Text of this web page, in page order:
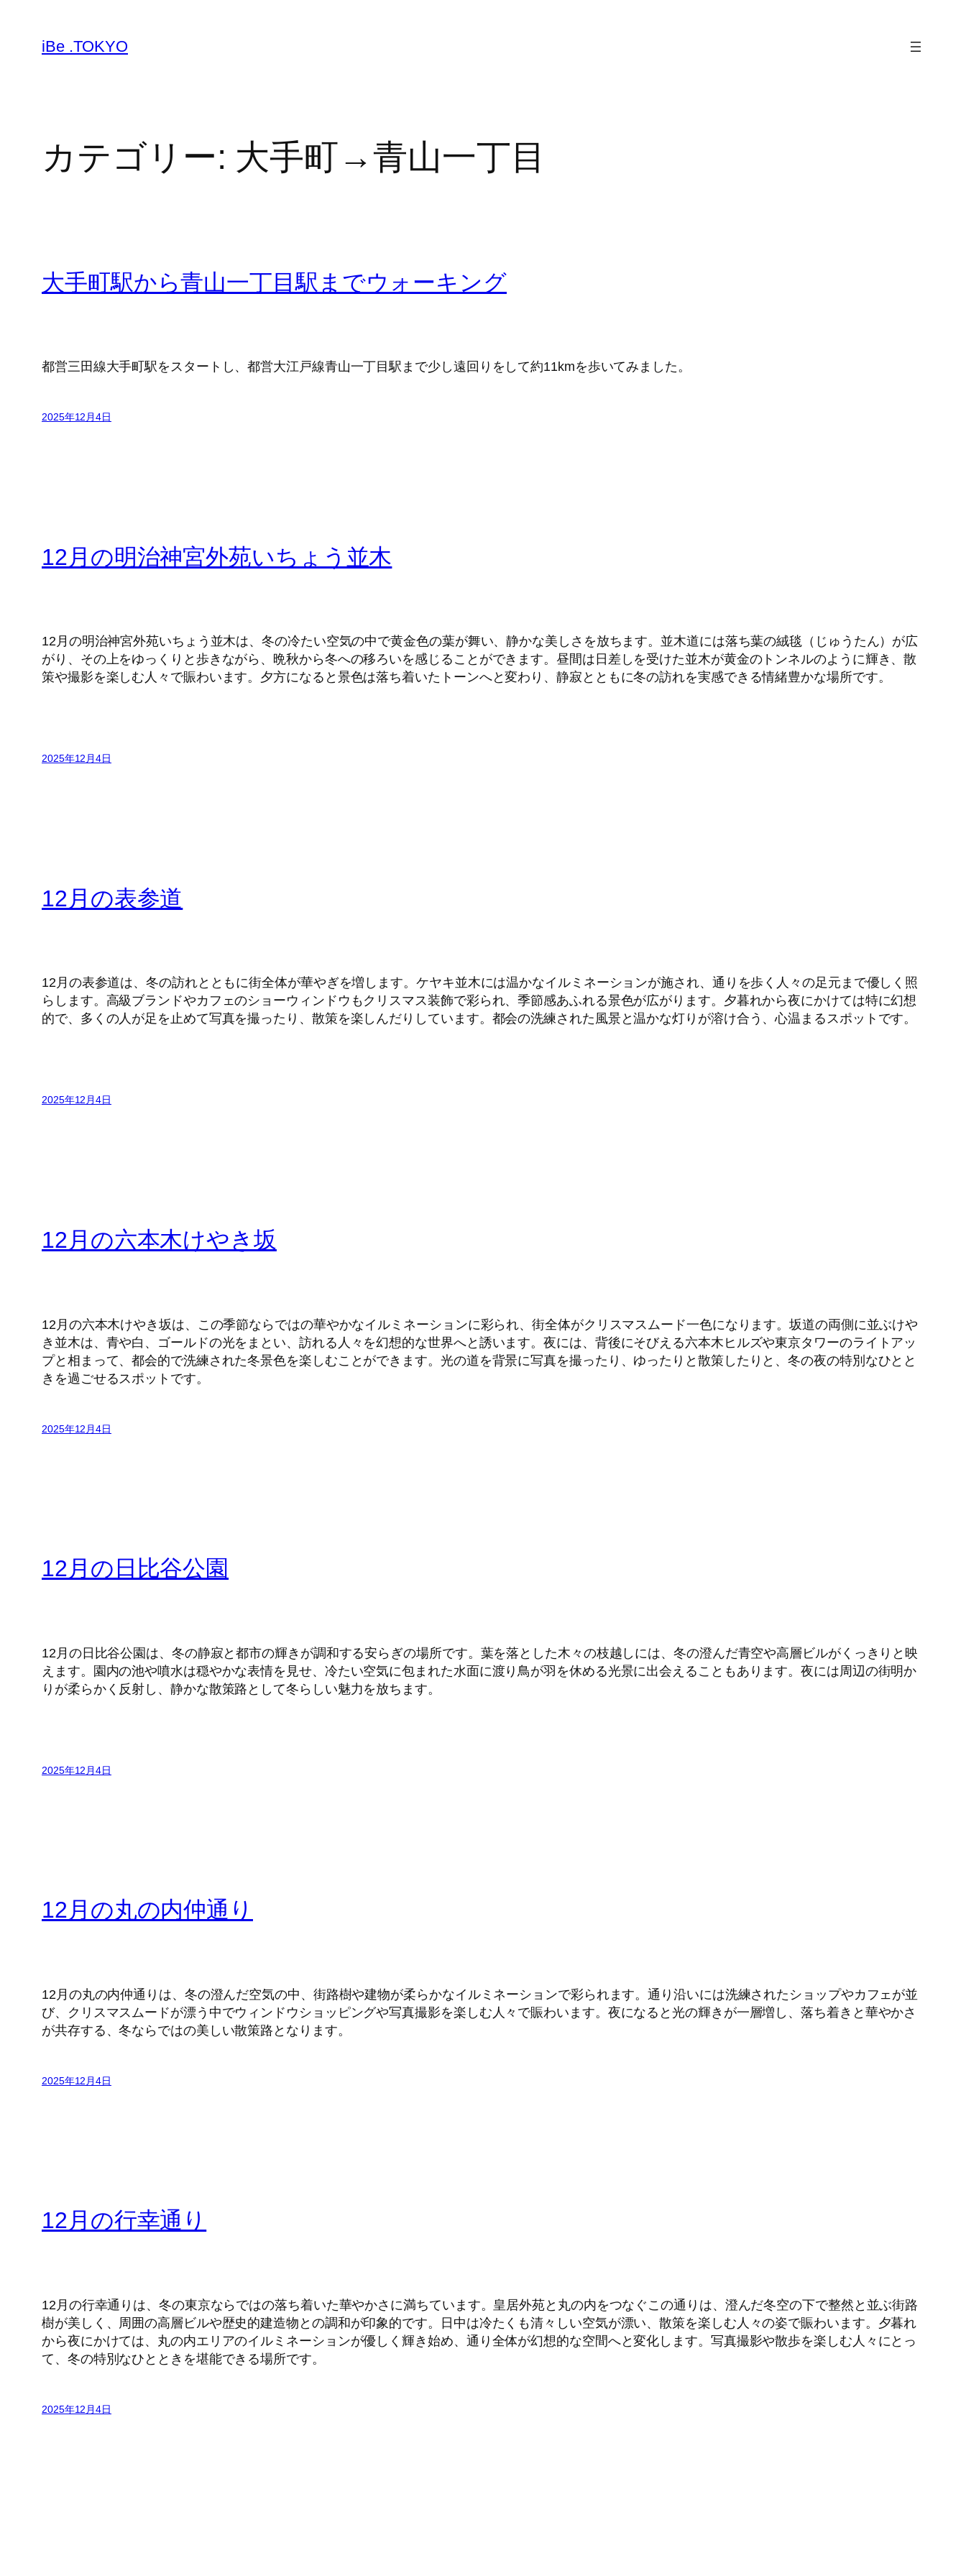
iBe .TOKYO
カテゴリー: 大手町→青山一丁目
大手町駅から青山一丁目駅までウォーキング
都営三田線大手町駅をスタートし、都営大江戸線青山一丁目駅まで少し遠回りをして約11kmを歩いてみました。
2025年12月4日
12月の明治神宮外苑いちょう並木
12月の明治神宮外苑いちょう並木は、冬の冷たい空気の中で黄金色の葉が舞い、静かな美しさを放ちます。並木道には落ち葉の絨毯（じゅうたん）が広
がり、その上をゆっくりと歩きながら、晩秋から冬への移ろいを感じることができます。昼間は日差しを受けた並木が黄金のトンネルのように輝き、散
策や撮影を楽しむ人々で賑わいます。夕方になると景色は落ち着いたトーンへと変わり、静寂とともに冬の訪れを実感できる情緒豊かな場所です。
2025年12月4日
12月の表参道
12月の表参道は、冬の訪れとともに街全体が華やぎを増します。ケヤキ並木には温かなイルミネーションが施され、通りを歩く人々の足元まで優しく照
らします。高級ブランドやカフェのショーウィンドウもクリスマス装飾で彩られ、季節感あふれる景色が広がります。夕暮れから夜にかけては特に幻想
的で、多くの人が足を止めて写真を撮ったり、散策を楽しんだりしています。都会の洗練された風景と温かな灯りが溶け合う、心温まるスポットです。
2025年12月4日
12月の六本木けやき坂
12月の六本木けやき坂は、この季節ならではの華やかなイルミネーションに彩られ、街全体がクリスマスムード一色になります。坂道の両側に並ぶけや
き並木は、青や白、ゴールドの光をまとい、訪れる人々を幻想的な世界へと誘います。夜には、背後にそびえる六本木ヒルズや東京タワーのライトアッ
プと相まって、都会的で洗練された冬景色を楽しむことができます。光の道を背景に写真を撮ったり、ゆったりと散策したりと、冬の夜の特別なひとと
きを過ごせるスポットです。
2025年12月4日
12月の日比谷公園
12月の日比谷公園は、冬の静寂と都市の輝きが調和する安らぎの場所です。葉を落とした木々の枝越しには、冬の澄んだ青空や高層ビルがくっきりと映
えます。園内の池や噴水は穏やかな表情を見せ、冷たい空気に包まれた水面に渡り鳥が羽を休める光景に出会えることもあります。夜には周辺の街明か
りが柔らかく反射し、静かな散策路として冬らしい魅力を放ちます。
2025年12月4日
12月の丸の内仲通り
12月の丸の内仲通りは、冬の澄んだ空気の中、街路樹や建物が柔らかなイルミネーションで彩られます。通り沿いには洗練されたショップやカフェが並
び、クリスマスムードが漂う中でウィンドウショッピングや写真撮影を楽しむ人々で賑わいます。夜になると光の輝きが一層増し、落ち着きと華やかさ
が共存する、冬ならではの美しい散策路となります。
2025年12月4日
12月の行幸通り
12月の行幸通りは、冬の東京ならではの落ち着いた華やかさに満ちています。皇居外苑と丸の内をつなぐこの通りは、澄んだ冬空の下で整然と並ぶ街路
樹が美しく、周囲の高層ビルや歴史的建造物との調和が印象的です。日中は冷たくも清々しい空気が漂い、散策を楽しむ人々の姿で賑わいます。夕暮れ
から夜にかけては、丸の内エリアのイルミネーションが優しく輝き始め、通り全体が幻想的な空間へと変化します。写真撮影や散歩を楽しむ人々にとっ
て、冬の特別なひとときを堪能できる場所です。
2025年12月4日